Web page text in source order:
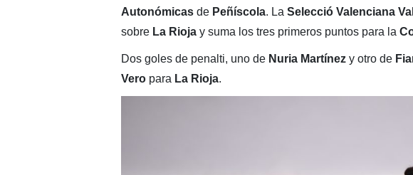
Autonómicasde Peñíscola. La Selecció Valenciana
sobre La Riojay suma los tres primeros puntos para la
Dos goles de penalti, uno deNuria Martínezy otro de
Veropara La Rioja.